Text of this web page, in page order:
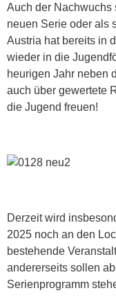
Auch der Nachwuchs
neuen Serie oder als
Austria hat bereits in
wieder in die
heurigen Jahr neben
auch über gewertete
die Jugend freuen!
Derzeit wird
2025 noch an den
bestehende
andererseits sollen
Serienprogramm